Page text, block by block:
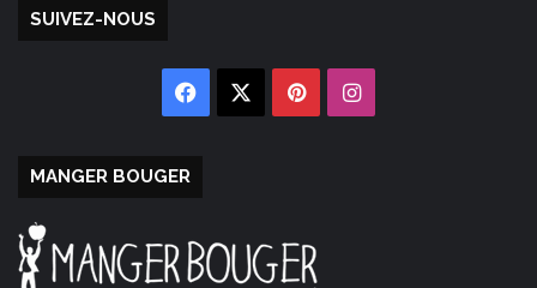
SUIVEZ-NOUS
Facebook PinterestInstagram
MANGER BOUGER